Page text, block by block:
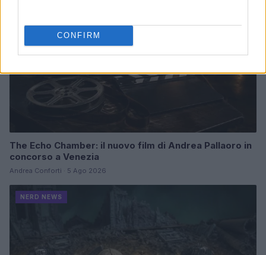
CONFIRM
The Echo Chamber: il nuovo film di Andrea Pallaoro in
concorso a Venezia
Andrea Conforti · 5 Ago 2026
NERD NEWS